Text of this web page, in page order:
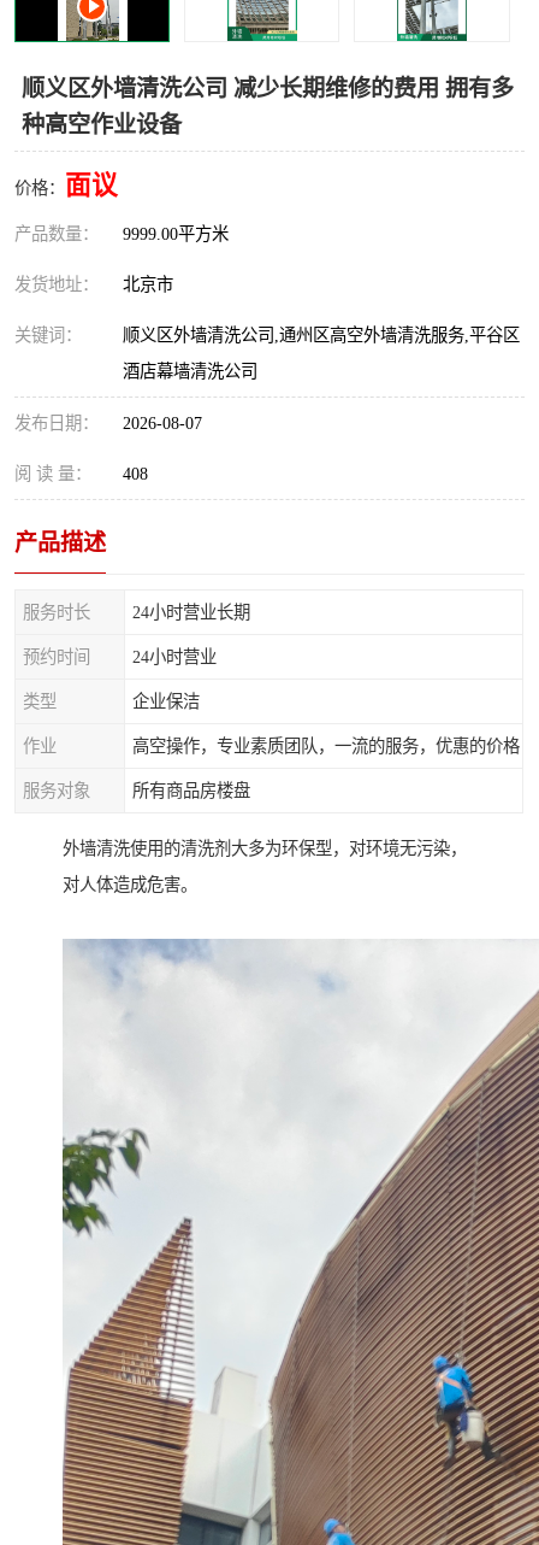
顺义区外墙清洗公司 减少长期维修的费用 拥有多
种高空作业设备
价格： 面议
产品数量： 9999.00平方米
发货地址： 北京市
关键词：
顺义区外墙清洗公司,通州区高空外墙清洗服务,平谷区
酒店幕墙清洗公司
发布日期： 2026-08-07
阅 读 量： 408
产品描述
服务时长 24小时营业长期
预约时间 24小时营业
类型 企业保洁
作业 高空操作，专业素质团队，一流的服务，优惠的价格
服务对象 所有商品房楼盘
外墙清洗使用的清洗剂大多为环保型，对环境无污染，
对人体造成危害。